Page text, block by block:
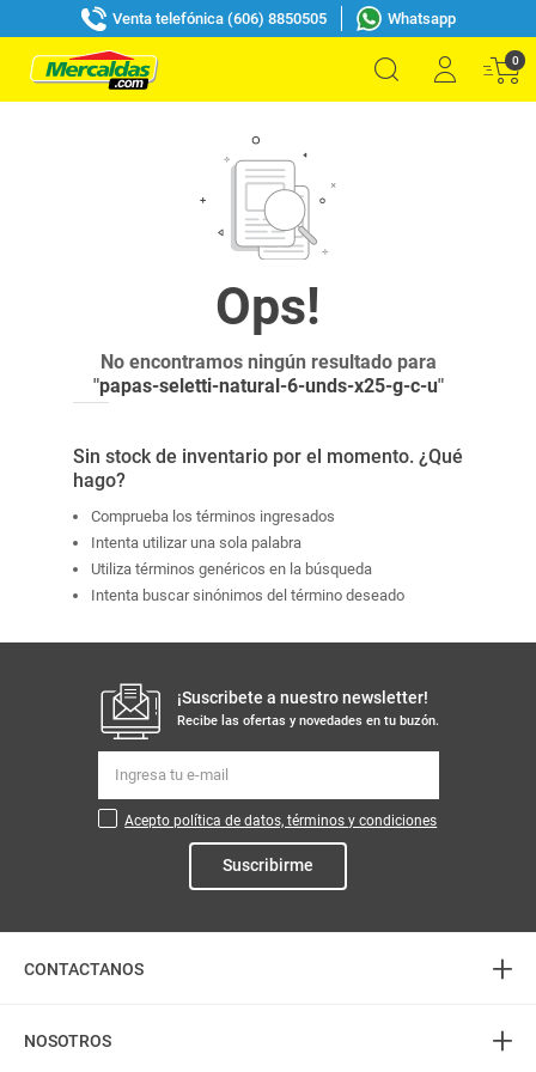
Venta telefónica (606) 8850505 Whatsapp
0
No encontramos ningún resultado para
"papas-seletti-natural-6-unds-x25-g-c-u"
Sin stock de inventario por el momento. ¿Qué
hago?
Comprueba los términos ingresados
Intenta utilizar una sola palabra
Utiliza términos genéricos en la búsqueda
Intenta buscar sinónimos del término deseado
¡Suscribete a nuestro newsletter!
Recibe las ofertas y novedades en tu buzón.
Acepto política de datos, términos y condiciones
Suscribirme
CONTACTANOS +
Atención telefónica
NOSOTROS +